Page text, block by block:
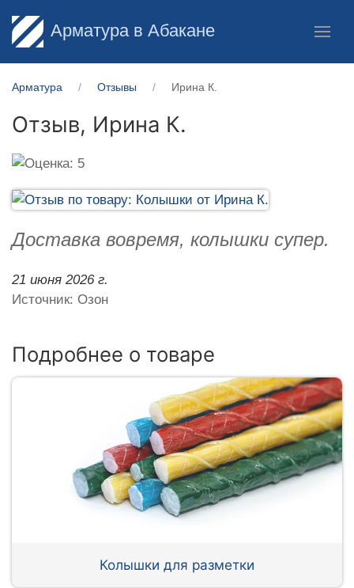
Арматура в Абакане
Арматура Отзывы Ирина К.
Отзыв, Ирина К.
Доставка вовремя, колышки супер.
21 июня 2026 г.
Источник: Озон
Подробнее о товаре
Колышки для разметки